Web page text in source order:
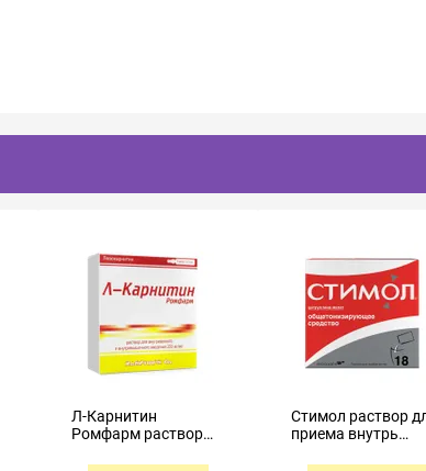
Л-Карнитин
Ромфарм раствор
Стимол раствор
приема внутрь